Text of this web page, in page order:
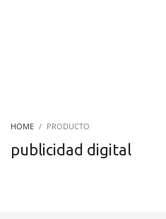
HOME PRODUCTO
publicidad digital